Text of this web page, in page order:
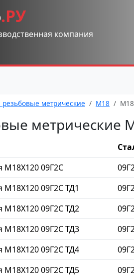
.РУ
компания
метрические М18
метрические
М18Х120 09Г2С
09Г2С ТД1
09Г2С ТД2
09Г2С ТД3
09Г2С ТД4
09Г2С ТД5